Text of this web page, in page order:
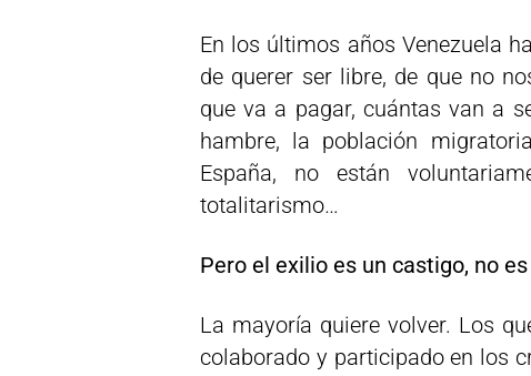
En los últimos años Venezuela
de querer ser libre, de que no
que va a pagar, cuántas van a
hambre, la población
España, no están
totalitarismo…
Pero el exilio es un castigo, no
La mayoría quiere volver. Los
colaborado y participado en los